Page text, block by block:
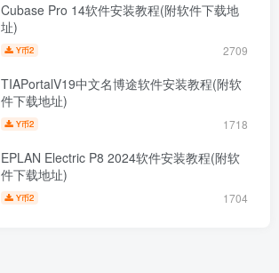
Cubase Pro 14软件安装教程(附软件下载地
址)
Y币2 2709
TIAPortalV19中文名博途软件安装教程(附软
件下载地址)
Y币2 1718
EPLAN Electric P8 2024软件安装教程(附软
件下载地址)
Y币2 1704